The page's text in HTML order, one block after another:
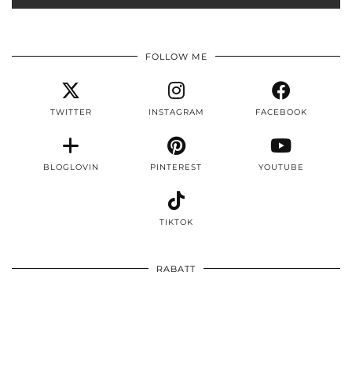
FOLLOW ME
TWITTER INSTAGRAM FACEBOOK
BLOGLOVIN PINTEREST YOUTUBE
TIKTOK
RABATT